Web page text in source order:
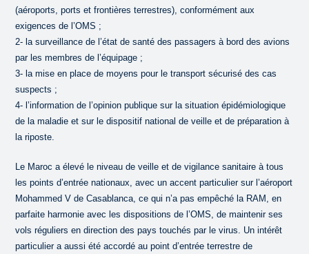
(aéroports, ports et frontières terrestres), conformément aux
exigences de l’OMS ;
2- la surveillance de l’état de santé des passagers à bord des avions
par les membres de l’équipage ;
3- la mise en place de moyens pour le transport sécurisé des cas
suspects ;
4- l’information de l’opinion publique sur la situation épidémiologique
de la maladie et sur le dispositif national de veille et de préparation à
la riposte.
Le Maroc a élevé le niveau de veille et de vigilance sanitaire à tous
les points d’entrée nationaux, avec un accent particulier sur l’aéroport
Mohammed V de Casablanca, ce qui n’a pas empêché la RAM, en
parfaite harmonie avec les dispositions de l’OMS, de maintenir ses
vols réguliers en direction des pays touchés par le virus. Un intérêt
particulier a aussi été accordé au point d’entrée terrestre de